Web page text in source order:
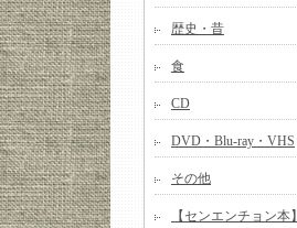
歴史・昔
食
CD
DVD・Blu-ray・VHS
その他
【センエンチョン本】